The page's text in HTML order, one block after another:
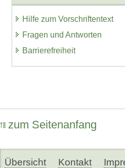
Hilfe zum Vorschriftentext
Fragen und Antworten
Barrierefreiheit
zum Seitenanfang
Übersicht Kontakt